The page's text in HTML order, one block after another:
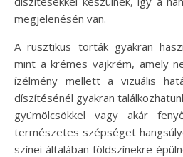
megjelenésén van.
A rusztikus torták gyakran
mint a krémes vajkrém, amely
ízélmény mellett a vizuális
díszítésénél gyakran
gyümölcsökkel vagy akár
természetes szépséget
színei általában földszínekre